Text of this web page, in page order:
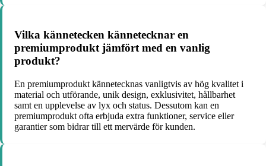
Vilka kännetecken kännetecknar en
premiumprodukt jämfört med en vanlig
produkt?
En premiumprodukt kännetecknas vanligtvis av hög kvalitet i
material och utförande, unik design, exklusivitet, hållbarhet
samt en upplevelse av lyx och status. Dessutom kan en
premiumprodukt ofta erbjuda extra funktioner, service eller
garantier som bidrar till ett mervärde för kunden.